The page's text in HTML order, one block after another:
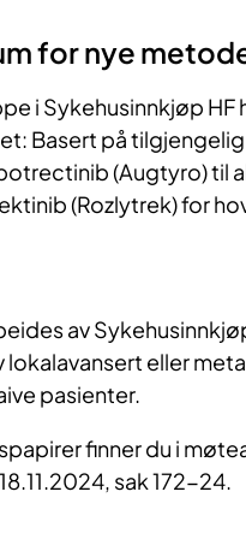
for nye
i Sykehusinnkjøp
Basert på
(Augtyro) til
(Rozlytrek) for
av
lokalavansert eller
pasienter.
finner du i
sak 172-24.